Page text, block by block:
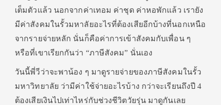
เต็มตัวแล้ว นอกจากค่าเทอม ค่าชุด ค่าหอพักแล้ว เรายัง
มีค่าสังคมในรั้วมหาลัยอะไรที่ต้องเสียอีกบ้างที่นอกเหนือ
จากรายจ่ายหลัก นั่นก็คือค่าการเข้าสังคมกับเพื่อน ๆ
หรือที่เขาเรียกกันว่า “ภาษีสังคม” นั่นเอง
วันนี้พี่วีว่าจะพาน้อง ๆ มาดูรายจ่ายของภาษีสังคมในรั้ว
มหาวิทยาลัย ว่ามีค่าใช้จ่ายอะไรบ้าง กว่าจะเรียนถึงปี 4
ต้องเสียเงินไปเท่าไหร่กับช่วงชีวิตวัยรุ่น มาดูกันเลย